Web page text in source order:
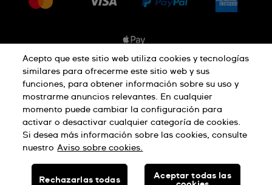
Devoluciones
Sistema de información
Desistimiento del contrato
Empleo
Aviso de privacidad Aviso sobre cookies
Términos de uso
SWISS MADE
Acepto que este sitio web utiliza cookies y tecnologías
similares para ofrecerme este sitio web y sus
funciones, para obtener información sobre su uso y
mostrarme anuncios relevantes. En cualquier
momento puede cambiar la configuración para
activar o desactivar cualquier categoría de cookies.
Si desea más información sobre las cookies, consulte
nuestro Aviso sobre cookies.
Rechazarlas todas
Aceptar todas las